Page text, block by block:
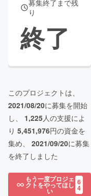
募集終了まで残
り
終了
このプロジェクトは、
2021/08/20に募集を開始
し、 1,225人の支援によ
り 5,451,976円の資金を
集め、 2021/09/20に募集
を終了しました
もう一度プロジェ
クトをやってほし
い
6
4